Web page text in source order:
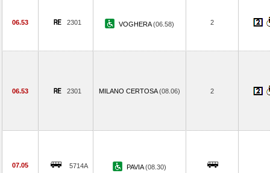
06.53 2301 VOGHERA(06.58) 2
06.53 2301 MILANO CERTOSA(08.06) 2
07.05 5714A PAVIA(08.30)